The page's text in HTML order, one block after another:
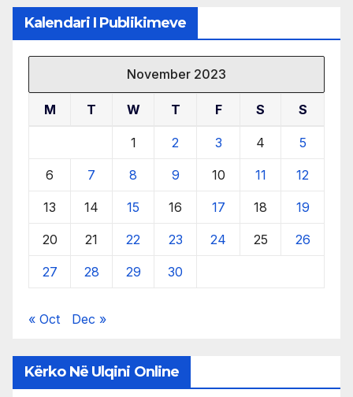
Kalendari I Publikimeve
November 2023
M T W T F S S
1 2 3 4 5
6 7 8 9 10 11 12
13 14 15 16 17 18 19
20 21 22 23 24 25 26
27 28 29 30
« Oct Dec »
Kërko Në Ulqini Online